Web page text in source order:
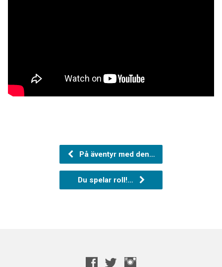
På äventyr med den…
Du spelar roll!…